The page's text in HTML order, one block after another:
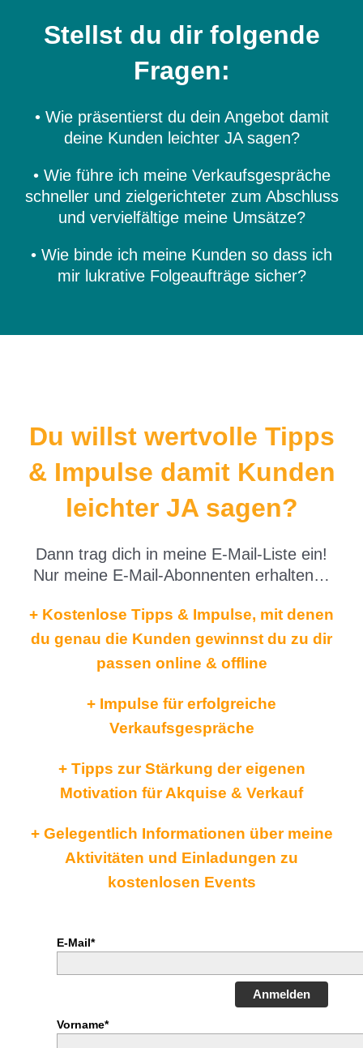
Stellst du dir folgende
Fragen:
• Wie präsentierst du dein Angebot damit
deine Kunden leichter JA sagen?
• Wie führe ich meine Verkaufsgespräche
schneller und zielgerichteter zum Abschluss
und vervielfältige meine Umsätze?
• Wie binde ich meine Kunden so dass ich
mir lukrative Folgeaufträge sicher?
Du willst wertvolle Tipps
& Impulse damit Kunden
leichter JA sagen?
Dann trag dich in meine E-Mail-Liste ein!
Nur meine E-Mail-Abonnenten erhalten…
+ Kostenlose Tipps & Impulse, mit denen
du genau die Kunden gewinnst du zu dir
passen online & offline
+ Impulse für erfolgreiche
Verkaufsgespräche
+ Tipps zur Stärkung der eigenen
Motivation für Akquise & Verkauf
+ Gelegentlich Informationen über meine
Aktivitäten und Einladungen zu
kostenlosen Events
E-Mail*
Anmelden
Vorname*